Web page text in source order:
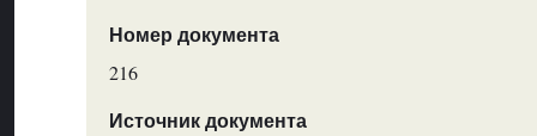
Номер документа
216
Источник документа